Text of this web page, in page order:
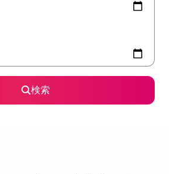
検索